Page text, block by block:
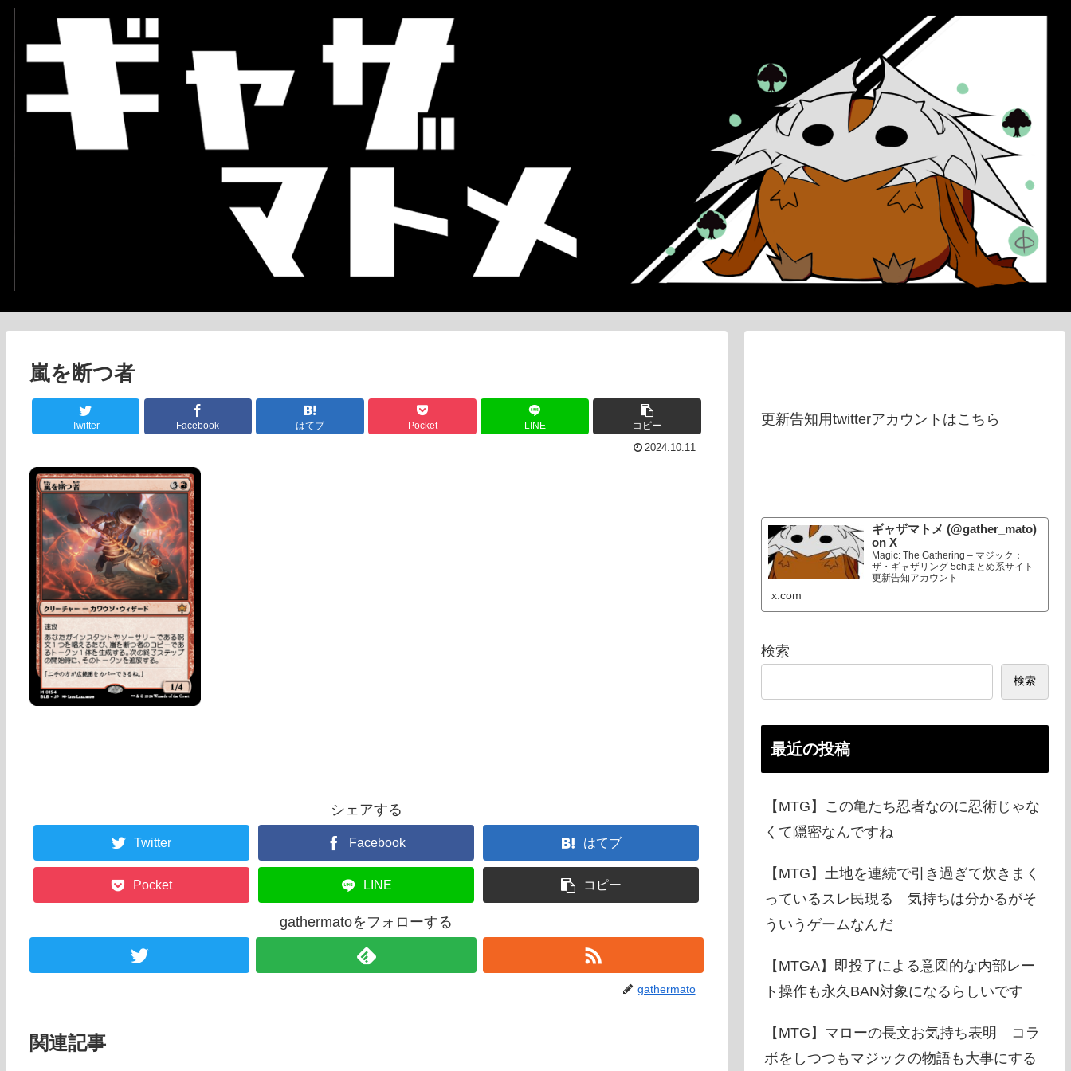
嵐を断つ者
Twitter Facebook はてブ Pocket LINE コピー
2024.10.11
シェアする
Twitter Facebook はてブ
Pocket LINE コピー
gathermatoをフォローする
gathermato
関連記事
更新告知用twitterアカウントはこちら
ギャザマトメ (@gather_mato)
on X
Magic: The Gathering – マジック：
ザ・ギャザリング 5chまとめ系サイト
更新告知アカウント
x.com
検索
検索
最近の投稿
【MTG】この亀たち忍者なのに忍術じゃな
くて隠密なんですね
【MTG】土地を連続で引き過ぎて炊きまく
っているスレ民現る 気持ちは分かるがそ
ういうゲームなんだ
【MTGA】即投了による意図的な内部レー
ト操作も永久BAN対象になるらしいです
【MTG】マローの長文お気持ち表明 コラ
ボをしつつもマジックの物語も大事にする